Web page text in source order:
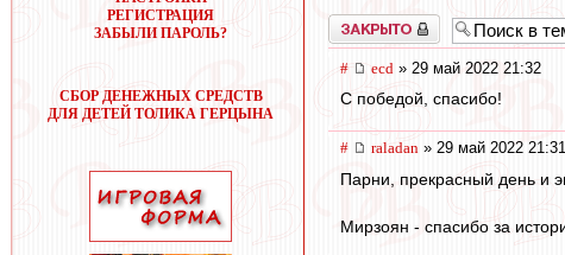
РЕГИСТРАЦИЯ
ЗАБЫЛИ ПАРОЛЬ?
СБОР ДЕНЕЖНЫХ СРЕДСТВ
ДЛЯ ДЕТЕЙ ТОЛИКА ГЕРЦЫНА
Закрыто
# ecd » 29 май 2022 21:32
С победой, спасибо!
# raladan » 29 май 2022 21:31
Парни, прекрасный день и
Мирзоян - спасибо за